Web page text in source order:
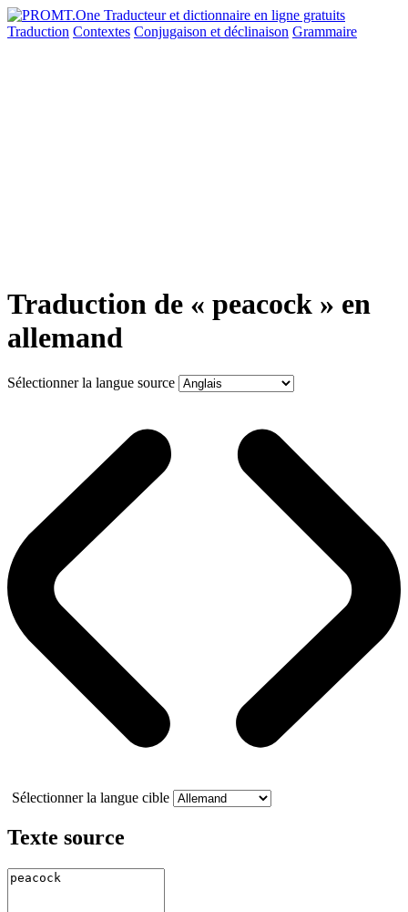
Traduction Contextes Conjugaison et déclinaison Grammaire
Traduction de « peacock » en
allemand
Sélectionner la langue source
Sélectionner la langue cible
Texte source